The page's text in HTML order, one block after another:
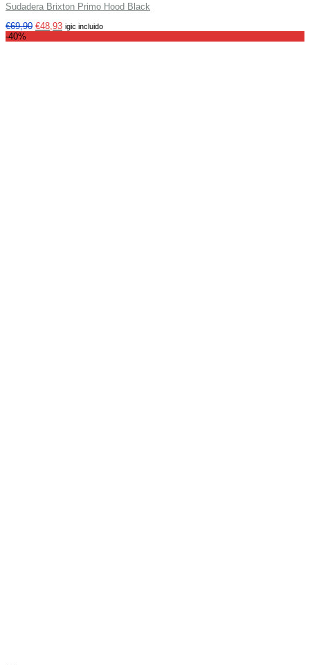
Sudadera Brixton Primo Hood Black
€69,90 €48,93 igic incluido
-40%